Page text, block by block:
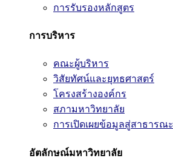
การรับรองหลักสูตร
การบริหาร
คณะผู้บริหาร
วิสัยทัศน์และยุทธศาสตร์
โครงสร้างองค์กร
สภามหาวิทยาลัย
การเปิดเผยข้อมูลสู่สาธารณะ
อัตลักษณ์มหาวิทยาลัย